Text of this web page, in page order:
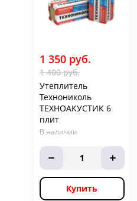
1 350 руб.
1 400 руб.
Утеплитель
Технониколь
ТЕХНОАКУСТИК 6
плит
В наличии
1
Купить